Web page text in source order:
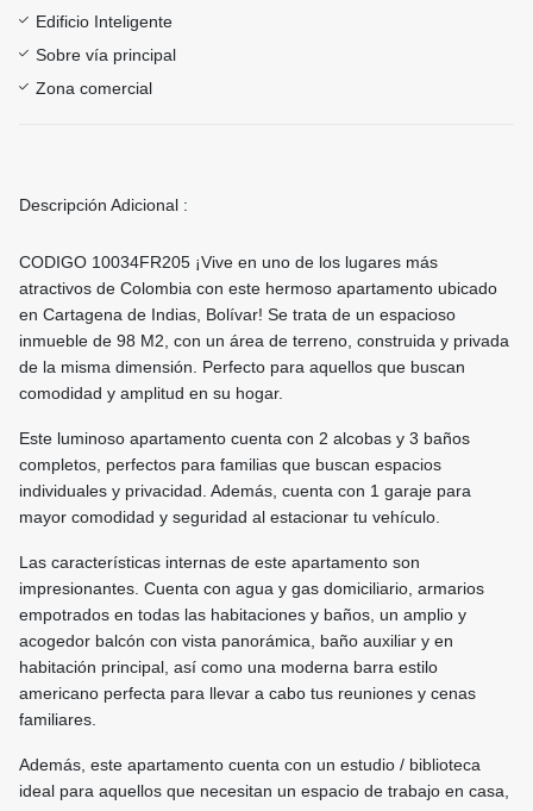
Edificio Inteligente
Sobre vía principal
Zona comercial
Descripción Adicional :
CODIGO 10034FR205 ¡Vive en uno de los lugares más
atractivos de Colombia con este hermoso apartamento ubicado
en Cartagena de Indias, Bolívar! Se trata de un espacioso
inmueble de 98 M2, con un área de terreno, construida y privada
de la misma dimensión. Perfecto para aquellos que buscan
comodidad y amplitud en su hogar.
Este luminoso apartamento cuenta con 2 alcobas y 3 baños
completos, perfectos para familias que buscan espacios
individuales y privacidad. Además, cuenta con 1 garaje para
mayor comodidad y seguridad al estacionar tu vehículo.
Las características internas de este apartamento son
impresionantes. Cuenta con agua y gas domiciliario, armarios
empotrados en todas las habitaciones y baños, un amplio y
acogedor balcón con vista panorámica, baño auxiliar y en
habitación principal, así como una moderna barra estilo
americano perfecta para llevar a cabo tus reuniones y cenas
familiares.
Además, este apartamento cuenta con un estudio / biblioteca
ideal para aquellos que necesitan un espacio de trabajo en casa,